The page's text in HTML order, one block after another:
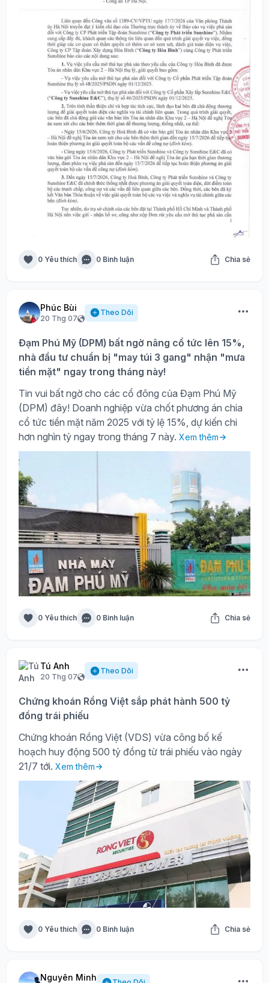
0 Yêu thích 0 Bình luận Chia sẻ
Phúc Bùi
20 Thg 07
Theo Dõi
Đạm Phú Mỹ (DPM) bất ngờ nâng cổ tức lên 15%,
nhà đầu tư chuẩn bị "may túi 3 gang" nhận "mưa
tiền mặt" ngay trong tháng này!
Tin vui bất ngờ cho các cổ đông của Đạm Phú Mỹ
(DPM) đây! Doanh nghiệp vừa chốt phương án chia
cổ tức tiền mặt năm 2025 với tỷ lệ 15%, dự kiến chi
hơn nghìn tỷ ngay trong tháng 7 này. Xem thêm
0 Yêu thích 0 Bình luận Chia sẻ
Tú Anh
20 Thg 07
Theo Dõi
Chứng khoán Rồng Việt sắp phát hành 500 tỷ
đồng trái phiếu
Chứng khoán Rồng Việt (VDS) vừa công bố kế
hoạch huy động 500 tỷ đồng từ trái phiếu vào ngày
21/7 tới. Xem thêm
0 Yêu thích 0 Bình luận Chia sẻ
Nguyên Minh